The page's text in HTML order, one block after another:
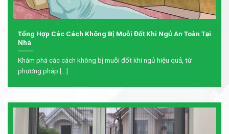
Tổng Hợp Các Cách Không Bị Muỗi Đốt Khi Ngủ An Toàn Tại
Nhà
Khám phá các cách không bị muỗi đốt khi ngủ hiệu quả, từ
phương pháp [...]